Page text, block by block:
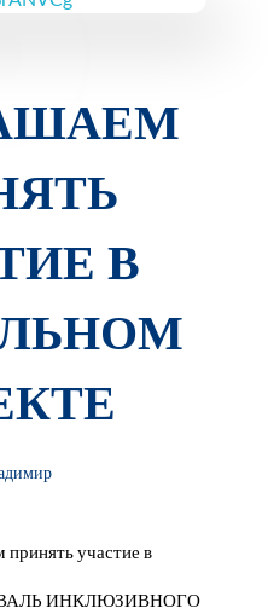
В
участие в
ИНКЛЮЗИВНОГО